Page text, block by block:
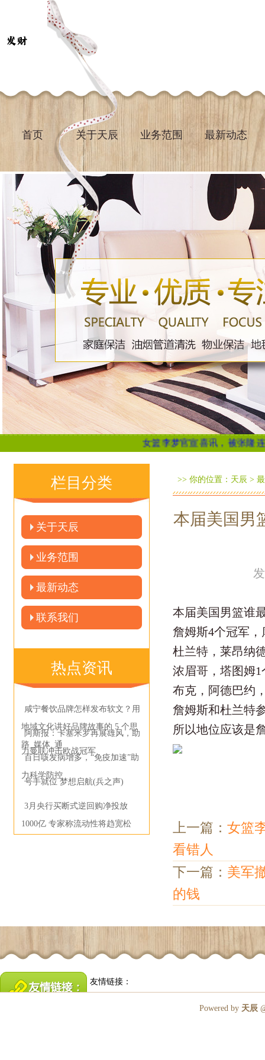
首页 关于天辰 业务范围 最新动态
女篮李梦官宣喜讯，被张隆连累后
栏目分类
关于天辰
业务范围
最新动态
联系我们
热点资讯
咸宁餐饮品牌怎样发布软文？用
地域文化讲好品牌故事的 5 个思
路_媒体_通
阿斯报：卡塞米罗再展雄风，助
力曼联冲击欧战冠军
百日咳发病增多，“免疫加速”助
力科学防控
号手就位 梦想启航(兵之声)
3月央行买断式逆回购净投放
1000亿 专家称流动性将趋宽松
>> 你的位置： 天辰 >
本届美国男
本届美国男篮谁
詹姆斯4个冠军
杜兰特，莱昂纳
浓眉哥，塔图姆1
布克，阿德巴约
詹姆斯和杜兰特
所以地位应该是
上一篇： 女篮
看错人
下一篇： 美军
的钱
友情链接：
Powered by 天辰